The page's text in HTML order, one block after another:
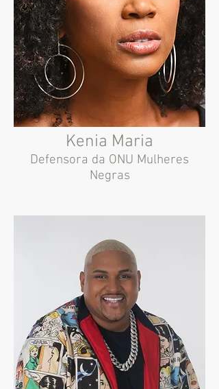
Kenia Maria
Defensora da ONU Mulheres
Negras